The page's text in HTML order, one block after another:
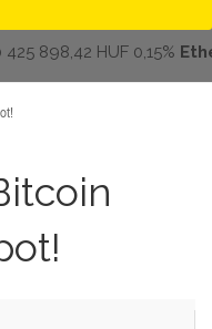
HUF 0,15%